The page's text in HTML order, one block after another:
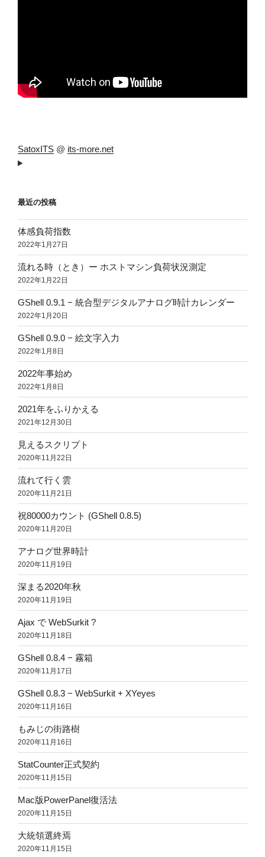
SatoxITS @ its-more.net
最近の投稿
体感負荷指数
2022年1月27日
流れる時（とき）ー ホストマシン負荷状況測定
2022年1月22日
GShell 0.9.1 − 統合型デジタルアナログ時計カレンダー
2022年1月20日
GShell 0.9.0 − 絵文字入力
2022年1月8日
2022年事始め
2022年1月8日
2021年をふりかえる
2021年12月30日
見えるスクリプト
2020年11月22日
流れて行く雲
2020年11月21日
祝80000カウント (GShell 0.8.5)
2020年11月20日
アナログ世界時計
2020年11月19日
深まる2020年秋
2020年11月19日
Ajax で WebSurkit ?
2020年11月18日
GShell 0.8.4 − 霧箱
2020年11月17日
GShell 0.8.3 − WebSurkit + XYeyes
2020年11月16日
もみじの街路樹
2020年11月16日
StatCounter正式契約
2020年11月15日
Mac版PowerPanel復活法
2020年11月15日
大統領選終焉
2020年11月15日